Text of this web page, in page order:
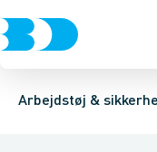
Arbejdstøj &
Trøjer & t-shirts
T-shirtsSweatshirts
SweatshirtsCardigans